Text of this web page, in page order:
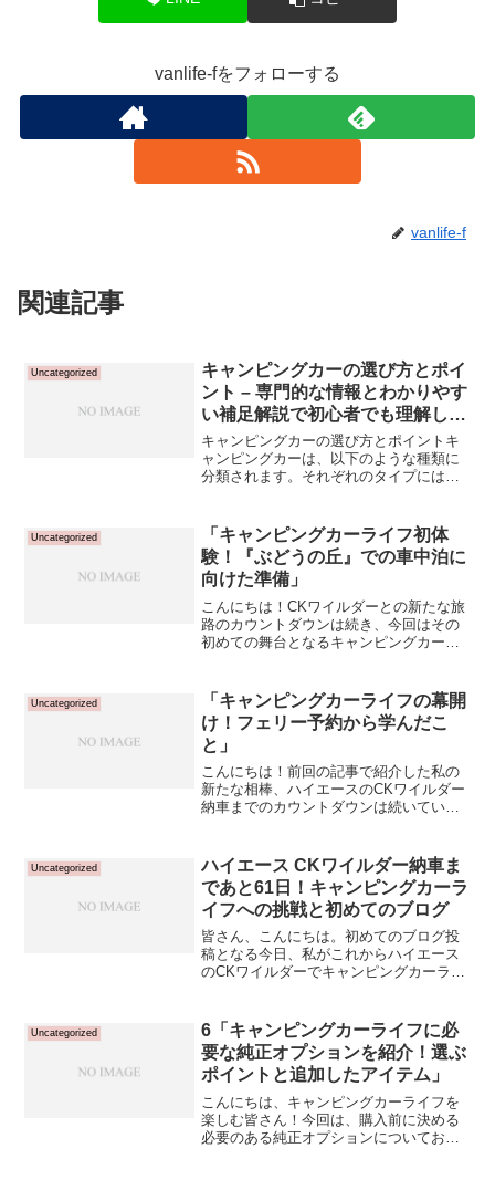
vanlife-fをフォローする
vanlife-f
関連記事
Uncategorized
キャンピングカーの選び方とポイ
ント – 専門的な情報とわかりやす
い補足解説で初心者でも理解しや
すく！
キャンピングカーの選び方とポイントキ
ャンピングカーは、以下のような種類に
分類されます。それぞれのタイプには特
フルコンバージョンは、車両の全面的な
改造が行われているタ...
Uncategorized
「キャンピングカーライフ初体
験！『ぶどうの丘』での車中泊に
向けた準備」
こんにちは！CKワイルダーとの新たな旅
路のカウントダウンは続き、今回はその
初めての舞台となるキャンピングカーの
我が家の愛犬も一緒に参加予定の初めて
のキャンピングカーライ...
Uncategorized
「キャンピングカーライフの幕開
け！フェリー予約から学んだこ
と」
こんにちは！前回の記事で紹介した私の
新たな相棒、ハイエースのCKワイルダー
納車までのカウントダウンは続いていま
港から横須賀へとフェリーで旅をしま
す。この経験が私のキャン...
Uncategorized
ハイエース CKワイルダー納車ま
であと61日！キャンピングカーラ
イフへの挑戦と初めてのブログ
皆さん、こんにちは。初めてのブログ投
稿となる今日、私がこれからハイエース
のCKワイルダーでキャンピングカーライ
このブログでは、購入の背景から今まで
の準備の過程、そして...
Uncategorized
6「キャンピングカーライフに必
要な純正オプションを紹介！選ぶ
ポイントと追加したアイテム」
こんにちは、キャンピングカーライフを
楽しむ皆さん！今回は、購入前に決める
必要のある純正オプションについてお話